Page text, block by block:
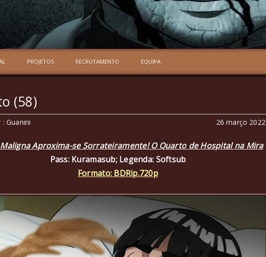
PROJETOS RECRUTAMENTO EQUIPA
(58)
Guanini 26 março 2022
Aproxima-se Sorrateiramente! O Quarto de Hospital na Mira
Pass: Kuramasub; Legenda: Softsub
Formato: BDRip.720p